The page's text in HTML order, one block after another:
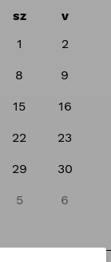
sz
v
1 2
8 9
15 16
22 23
29 30
5 6